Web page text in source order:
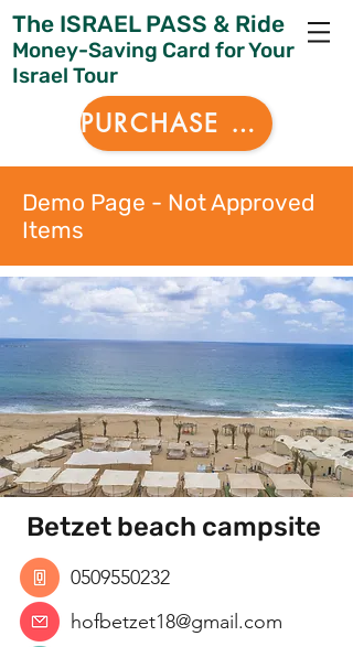
The ISRAEL PASS & Ride
Money-Saving Card for Your
Israel Tour
PURCHASE NOW
Demo Page - Not Approved
Items
0509550232
Betzet beach campsite
hofbetzet18@gmail.com